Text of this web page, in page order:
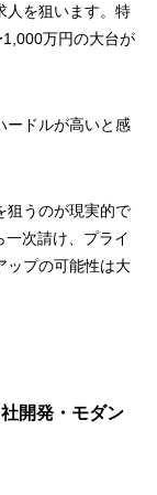
を狙います。 特
万円の大台が
ードルが高いと感
狙うのが現実的で
次請け、プライ
ップの可能性は大
開発・モダン